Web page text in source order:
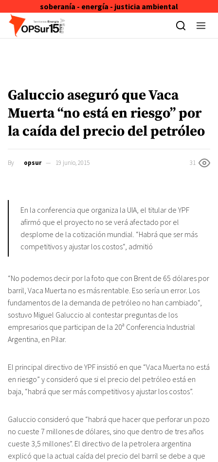
soberanía - energía - justicia ambiental
Skip to content
Galuccio aseguró que Vaca
Muerta “no está en riesgo” por
la caída del precio del petróleo
By opsur 19 junio, 2015 31
En la conferencia que organiza la UIA, el titular de YPF
afirmó que el proyecto no se verá afectado por el
desplome de la cotización mundial. “Habrá que ser más
competitivos y ajustar los costos“, admitió
“No podemos decir por la foto que con Brent de 65 dólares por
barril, Vaca Muerta no es más rentable. Eso sería un error. Los
fundamentos de la demanda de petróleo no han cambiado“,
sostuvo Miguel Galuccio al contestar preguntas de los
empresarios que participan de la 20ª Conferencia Industrial
Argentina, en Pilar.
El principal directivo de YPF insistió en que “Vaca Muerta no está
en riesgo” y consideró que si el precio del petróleo está en
baja, “habrá que ser más competitivos y ajustar los costos”.
Galuccio consideró que “habrá que hacer que perforar un pozo
no cueste 7 millones de dólares, sino que dentro de tres años
cueste 3,5 millones”. El directivo de la petrolera argentina
explicó que la actual caída del precio del barril se debe a que